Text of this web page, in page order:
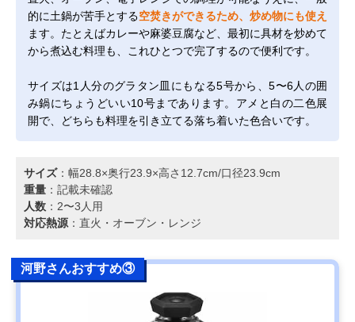
的に土鍋が苦手とする空焚きができるため、炒め物にも使え
ます。たとえばカレーや麻婆豆腐など、最初に具材を炒めて
から煮込む料理も、これひとつで完了するので便利です。
サイズは1人分のグラタン皿にもなる5号から、5〜6人の囲
み鍋にちょうどいい10号まであります。アメと白の二色展
開で、どちらも料理を引き立てる落ち着いた色合いです。
サイズ：幅28.8×奥行23.9×高さ12.7cm/口径23.9cm
重量 ：記載未確認
人数 ：2〜3人用
対応熱源 ：直火・オーブン・レンジ
河野さんおすすめ③